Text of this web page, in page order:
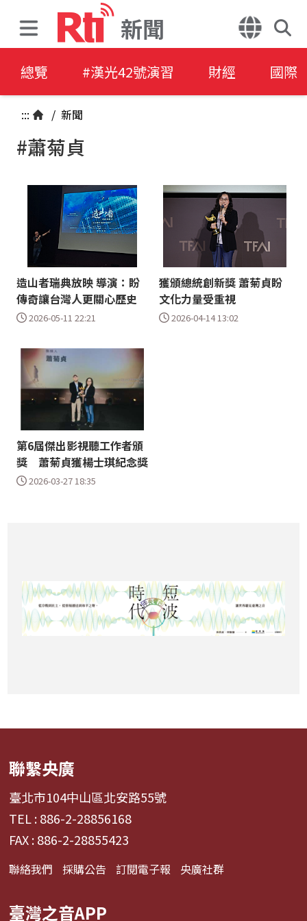
新聞
總覽 #漢光42號演習 財經 國際
::: / 新聞
#蕭菊貞
造山者瑞典放映 導演：盼
傳奇讓台灣人更關心歷史
2026-05-11 22:21
獲頒總統創新獎 蕭菊貞盼
文化力量受重視
2026-04-14 13:02
第6屆傑出影視聽工作者頒
獎 蕭菊貞獲楊士琪紀念獎
2026-03-27 18:35
聯繫央廣
臺北市104中山區北安路55號
TEL : 886-2-28856168
FAX : 886-2-28855423
聯絡我們 採購公告 訂閱電子報 央廣社群
臺灣之音APP